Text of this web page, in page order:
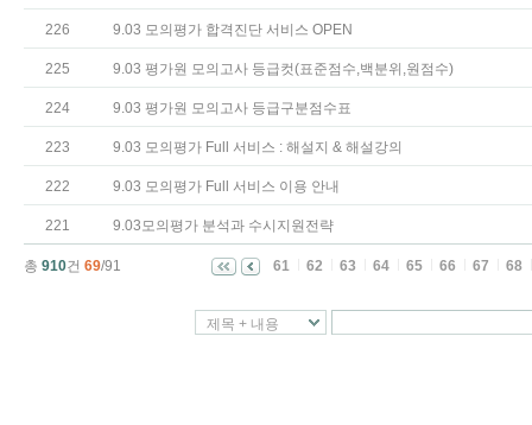
226 9.03 모의평가 합격진단 서비스 OPEN
225 9.03 평가원 모의고사 등급컷(표준점수,백분위,원점수)
224 9.03 평가원 모의고사 등급구분점수표
223 9.03 모의평가 Full 서비스 : 해설지 & 해설강의
222 9.03 모의평가 Full 서비스 이용 안내
221 9.03모의평가 분석과 수시지원전략
총 910건 69/91 61 62 63 64 65 66 67 68
제목 + 내용